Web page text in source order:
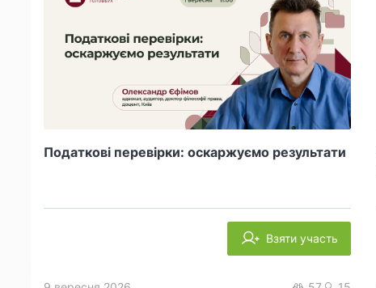
Податкові перевірки: оскаржуємо результати
Взяти участь